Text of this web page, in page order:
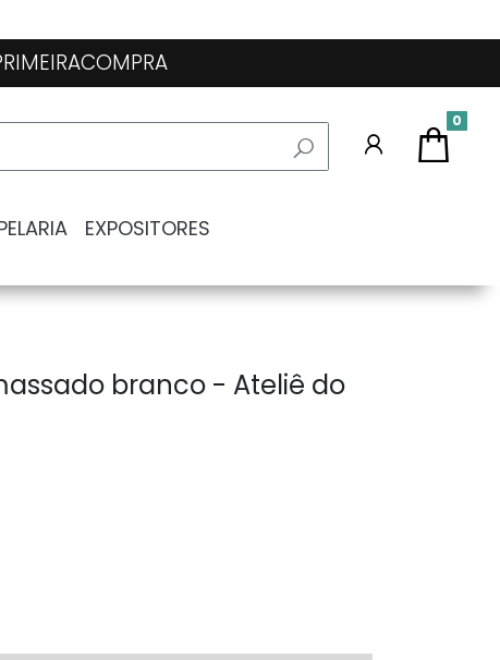
0
EXPOSITORES
branco - Ateliê do